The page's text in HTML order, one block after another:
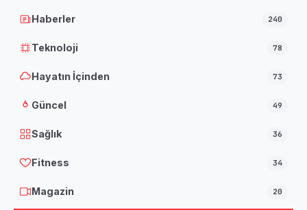
Haberler 240
Teknoloji 78
Hayatın İçinden 73
Güncel 49
Sağlık 36
Fitness 34
Magazin 20